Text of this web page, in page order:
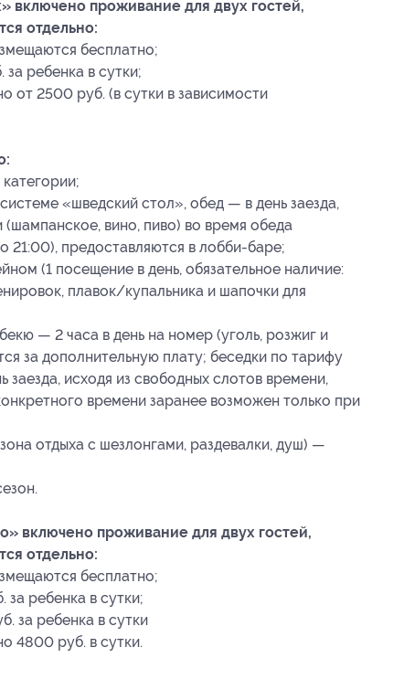
включено проживание для двух гостей,
отдельно:
бесплатно;
ребенка в сутки;
от 2500 руб. (в сутки в зависимости
«шведский стол», обед — в день заезда,
(шампанское, вино, пиво) во время обеда
21:00), предоставляются в лобби-баре;
(1 посещение в день, обязательное наличие:
плавок/купальника и шапочки для
— 2 часа в день на номер (уголь, розжиг и
за дополнительную плату; беседки по тарифу
исходя из свободных слотов времени,
времени заранее возможен только при
отдыха с шезлонгами, раздевалки, душ) —
включено проживание для двух гостей,
отдельно:
бесплатно;
ребенка в сутки;
за ребенка в сутки
4800 руб. в сутки.